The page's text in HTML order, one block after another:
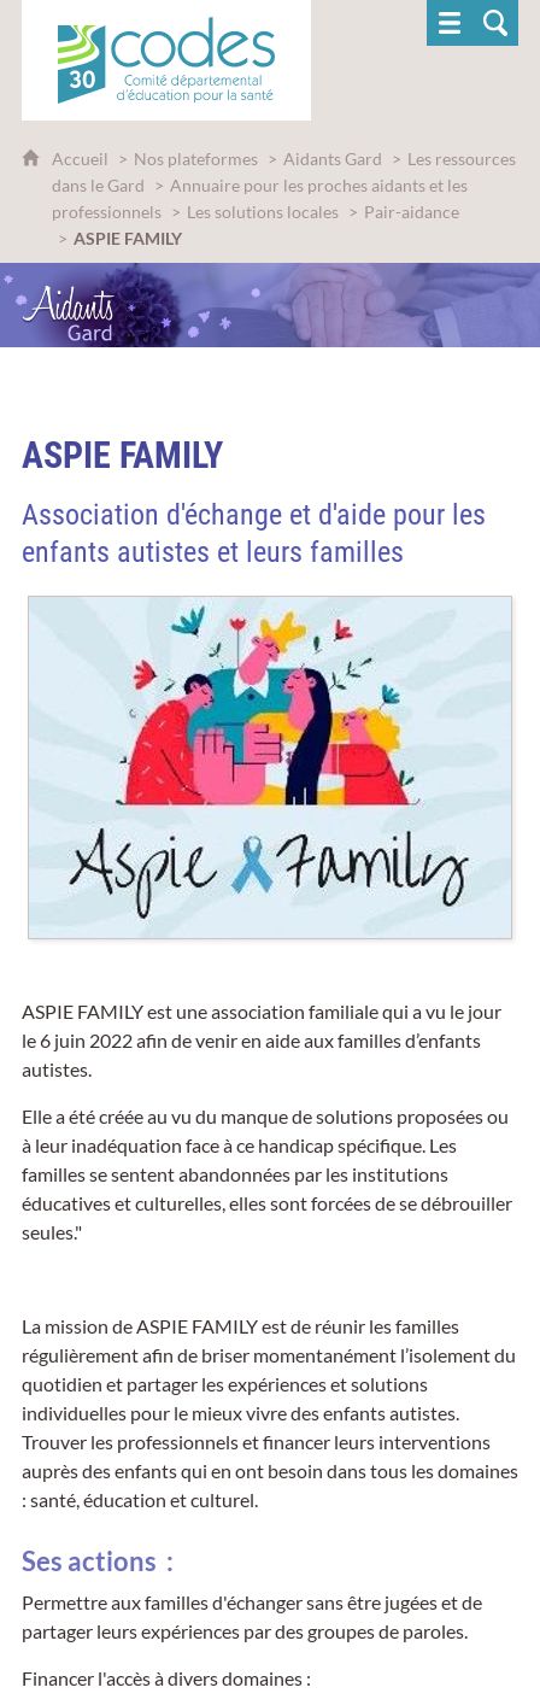
CoDES 30 - Comité départemental
Accueil Nos plateformes Aidants Gard
Les ressources
dans le Gard
Annuaire pour les proches aidants et les
professionnels
Les solutions locales
Pair-aidance
ASPIE FAMILY
ASPIE FAMILY
Association d'échange et d'aide pour les
enfants autistes et leurs familles
ASPIE FAMILY est une association familiale qui a vu le jour
le 6 juin 2022 afin de venir en aide aux familles d’enfants
autistes.
Elle a été créée au vu du manque de solutions proposées ou
à leur inadéquation face à ce handicap spécifique. Les
familles se sentent abandonnées par les institutions
éducatives et culturelles, elles sont forcées de se débrouiller
seules."
La mission de ASPIE FAMILY est de réunir les familles
régulièrement afin de briser momentanément l’isolement du
quotidien et partager les expériences et solutions
individuelles pour le mieux vivre des enfants autistes.
Trouver les professionnels et financer leurs interventions
auprès des enfants qui en ont besoin dans tous les domaines
: santé, éducation et culturel.
Ses actions :
Permettre aux familles d'échanger sans être jugées et de
partager leurs expériences par des groupes de paroles.
Financer l'accès à divers domaines :